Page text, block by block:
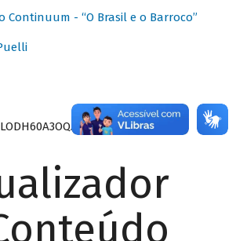
Continuum - “O Brasil e o Barroco”